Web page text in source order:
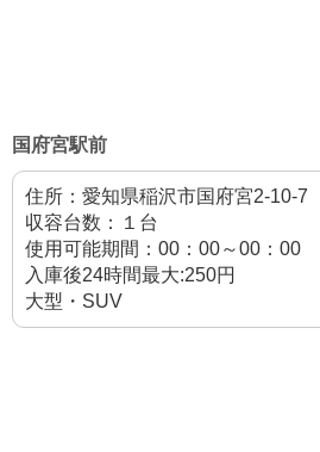
国府宮駅前
住所：愛知県稲沢市国府宮2-10-7
収容台数：１台
使用可能期間：00：00～00：00
入庫後24時間最大:250円
大型・SUV